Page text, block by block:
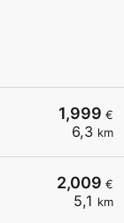
1,999 €
6,3 km
2,009 €
5,1 km